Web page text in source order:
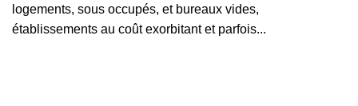
logements, sous occupés, et bureaux vides,
établissements au coût exorbitant et parfois...